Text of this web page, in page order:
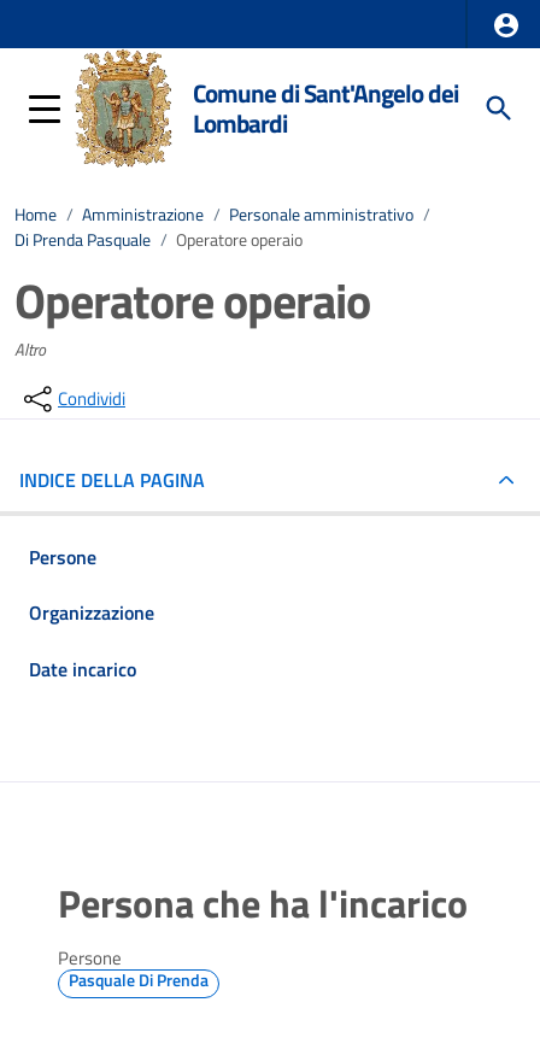
Comune di Sant'Angelo dei
Lombardi
Home / Amministrazione / Personale amministrativo /
Di Prenda Pasquale / Operatore operaio
Operatore operaio
Altro
Condividi
INDICE DELLA PAGINA
Persone
Organizzazione
Date incarico
Persona che ha l'incarico
Persone
Pasquale Di Prenda